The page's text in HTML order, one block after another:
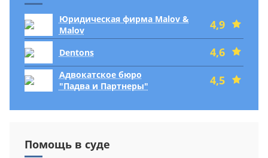
Юридическая фирма Malov &
Malov
4,9
Dentons 4,6
Адвокатское бюро
"Падва и Партнеры"
4,5
Помощь в суде